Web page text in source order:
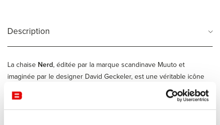
Description
La chaise Nerd, éditée par la marque scandinave Muuto et
imaginée par le designer David Geckeler, est une véritable icône
du design contemporain. Alliant simplicité nordique et forte
personnalité, elle revisite avec brio la classique chaise en bois.